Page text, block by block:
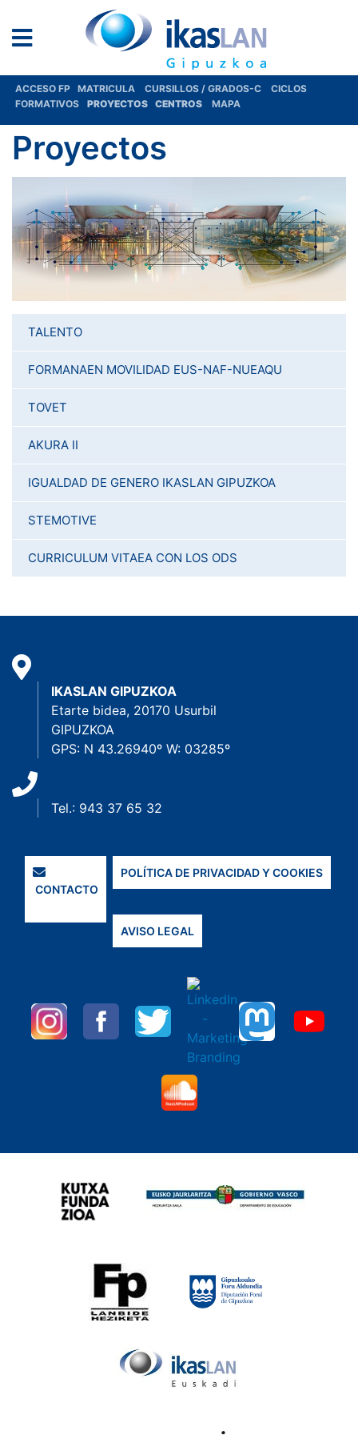
ACCESO FP MATRICULA CURSILLOS / GRADOS-C
CICLOS
FORMATIVOS
PROYECTOS CENTROS MAPA
Proyectos
TALENTO
FORMANAEN MOVILIDAD EUS-NAF-NUEAQU
TOVET
AKURA II
IGUALDAD DE GENERO IKASLAN GIPUZKOA
STEMOTIVE
CURRICULUM VITAEA CON LOS ODS
IKASLAN GIPUZKOA
Etarte bidea, 20170 Usurbil
GIPUZKOA
GPS: N 43.26940º W: 03285º
Tel.: 943 37 65 32
CONTACTO
POLÍTICA DE PRIVACIDAD Y COOKIES
AVISO LEGAL